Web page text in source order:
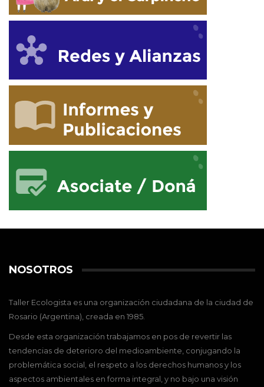
NOSOTROS
Taller Ecologista es una organización ciudadana de la ciudad de
Rosario (Argentina), creada en 1985.
Desde esta organización trabajamos en pos de revertir las
tendencias de deterioro del medioambiente, conjugando la
problemática social, el respeto a los derechos humanos y los
aspectos ambientales en forma integral, y no bajo una visión